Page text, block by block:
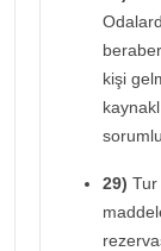
kişi
29) Tur